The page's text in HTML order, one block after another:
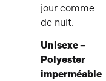
jour comme
de nuit.
Unisexe –
Polyester
imperméable